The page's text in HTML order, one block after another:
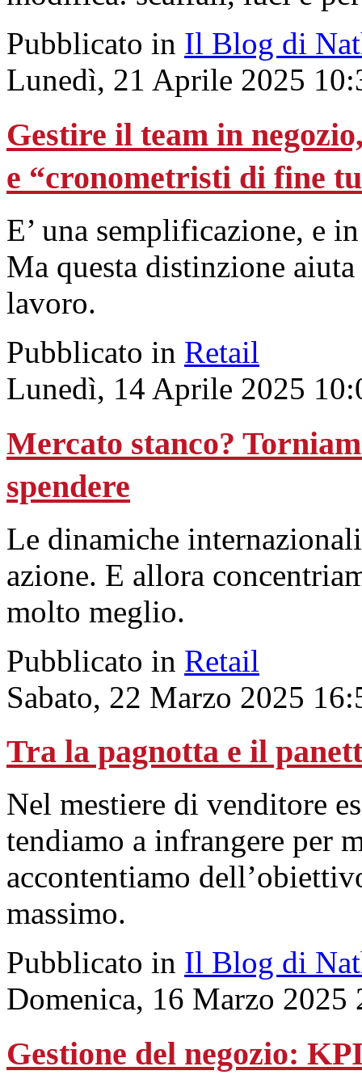
Pubblicato in Il Blog di
Lunedì, 21 Aprile 2025
Gestire il team in
e “cronometristi di fine
E’ una semplificazione, e
Ma questa distinzione
lavoro.
Pubblicato in Retail
Lunedì, 14 Aprile 2025
Mercato stanco?
spendere
Le dinamiche
azione. E allora
molto meglio.
Pubblicato in Retail
Sabato, 22 Marzo 2025
Tra la pagnotta e il
Nel mestiere di venditore
tendiamo a infrangere per
accontentiamo
massimo.
Pubblicato in Il Blog di
Domenica, 16 Marzo 2025
Gestione del negozio: